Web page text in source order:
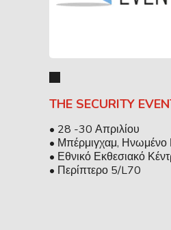
THE SECURITY
• 28 -30 Απριλίου
• Μπέρμιγχαμ, Ηνωμένο
• Εθνικό Εκθεσιακό
• Περίπτερο 5/L70